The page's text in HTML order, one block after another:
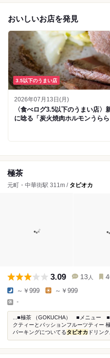
おいしいお店を発見
3.5以下のうまい店
2026年07月13日(月)
〈食べログ3.5以下のうまい店
に唸る「炭火焼肉ホルモンうら
極茶
元町・中華街駅 311m / タピオカ
3.09 13 人
～￥999 ～￥999
-
...■極茶 （GOKUCHA） ■メニュー
クティーとパッションフルーツティー
パーキングについてるタピオカ ドリン